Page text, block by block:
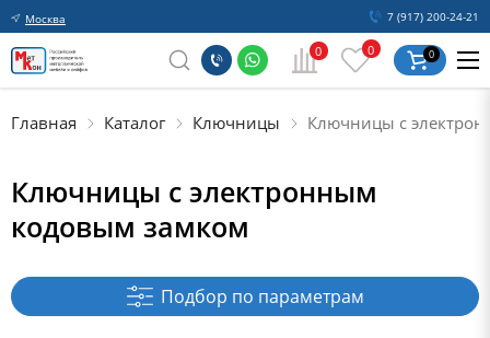
Москва 7 (917) 200-24-21
0 0 0
Главная Каталог Ключницы Ключницы с
Ключницы с электронным
кодовым замком
Подбор по параметрам